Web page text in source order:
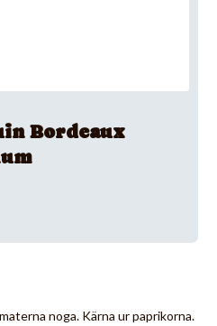
Bordeaux
noga. Kärna ur paprikorna.